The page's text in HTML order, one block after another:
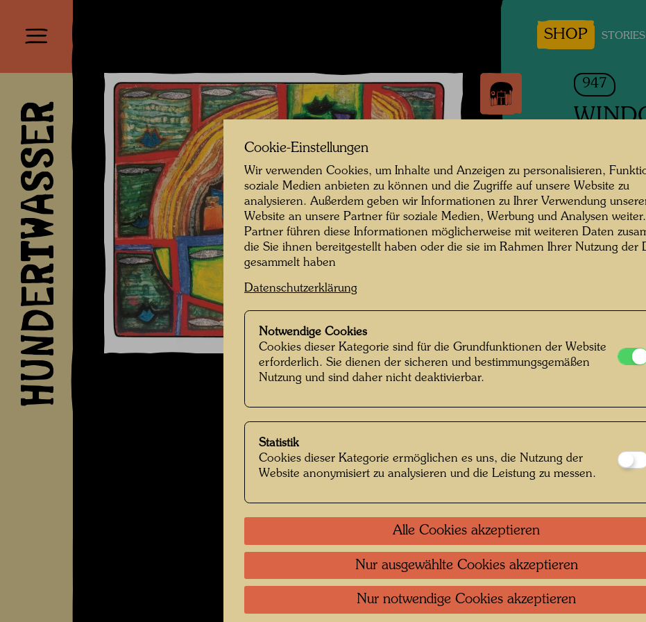
HUNDERTWASSER
SHOP STORIES
947
Mixed media
1994
Painted in
Vienna,
290 mm x
Mixed
Literatur:
Literatur:
Cookie-Einstellungen
Wir verwenden Cookies, um Inhalte und Anzeigen zu personalisieren,
soziale Medien anbieten zu können und die Zugriffe auf unsere Website zu
analysieren. Außerdem geben wir Informationen zu Ihrer Verwendung
Website an unsere Partner für soziale Medien, Werbung und Analysen
Partner führen diese Informationen möglicherweise mit weiteren Daten
die Sie ihnen bereitgestellt haben oder die sie im Rahmen Ihrer Nutzung der
gesammelt haben
Datenschutzerklärung
Notwendige Cookies
Cookies dieser Kategorie sind für die Grundfunktionen der Website
erforderlich. Sie dienen der sicheren und bestimmungsgemäßen
Nutzung und sind daher nicht deaktivierbar.
Statistik
Cookies dieser Kategorie ermöglichen es uns, die Nutzung der
Website anonymisiert zu analysieren und die Leistung zu messen.
Alle Cookies akzeptieren
Nur ausgewählte Cookies akzeptieren
Nur notwendige Cookies akzeptieren